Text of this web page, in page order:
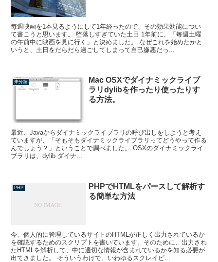
毎週映画を1本見るようにして1年経ったので、その効果効能につい
て書こうと思います。 堕落しすぎていた土日 1年前に、「毎週土曜
の午前中に映画を見に行く」と決めました。 なぜこれを始めたかと
いうと、土日をだらだら過ごしてしまって自己嫌悪だっ...
未分類
Mac OSXでダイナミックライブ
ラリdylibを作ったり使ったりす
る方法。
最近、Javaからダイナミックライブラリの呼び出しをしようと考え
ていますが、「そもそもダイナミックライブラリってどうやって作る
んでしょう？」ということで調べました。 OSXのダイナミックライ
ブラリは、dylib ダイナ...
PHP
PHPでHTMLをパースして解析す
る簡単な方法
今、個人的に管理しているサイトのHTMLが正しく出力されているか
を確認するためのスクリプトを書いています。そのために、出力され
たHTMLを解析して、中に適切な情報が含まれているかを知る必要が
出てきました。 そういうわけで、いわゆるスクレイピ...